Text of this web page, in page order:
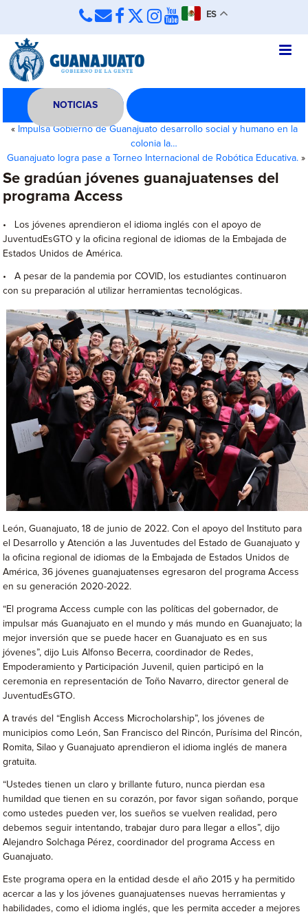
ES
NOTICIAS
« Impulsa Gobierno de Guanajuato desarrollo social y humano en la
colonia la…
Guanajuato logra pase a Torneo Internacional de Robótica Educativa.»
Se gradúan jóvenes guanajuatenses del
programa Access
• Los jóvenes aprendieron el idioma inglés con el apoyo de
JuventudEsGTO y la oficina regional de idiomas de la Embajada de
Estados Unidos de América.
• A pesar de la pandemia por COVID, los estudiantes continuaron
con su preparación al utilizar herramientas tecnológicas.
León, Guanajuato, 18 de junio de 2022. Con el apoyo del Instituto para
el Desarrollo y Atención a las Juventudes del Estado de Guanajuato y
la oficina regional de idiomas de la Embajada de Estados Unidos de
América, 36 jóvenes guanajuatenses egresaron del programa Access
en su generación 2020-2022.
“El programa Access cumple con las políticas del gobernador, de
impulsar más Guanajuato en el mundo y más mundo en Guanajuato; la
mejor inversión que se puede hacer en Guanajuato es en sus
jóvenes”, dijo Luis Alfonso Becerra, coordinador de Redes,
Empoderamiento y Participación Juvenil, quien participó en la
ceremonia en representación de Toño Navarro, director general de
JuventudEsGTO.
A través del “English Access Microcholarship”, los jóvenes de
municipios como León, San Francisco del Rincón, Purísima del Rincón,
Romita, Silao y Guanajuato aprendieron el idioma inglés de manera
gratuita.
“Ustedes tienen un claro y brillante futuro, nunca pierdan esa
humildad que tienen en su corazón, por favor sigan soñando, porque
como ustedes pueden ver, los sueños se vuelven realidad, pero
debemos seguir intentando, trabajar duro para llegar a ellos”, dijo
Alejandro Solchaga Pérez, coordinador del programa Access en
Guanajuato.
Este programa opera en la entidad desde el año 2015 y ha permitido
acercar a las y los jóvenes guanajuatenses nuevas herramientas y
habilidades, como el idioma inglés, que les permita acceder a mejores